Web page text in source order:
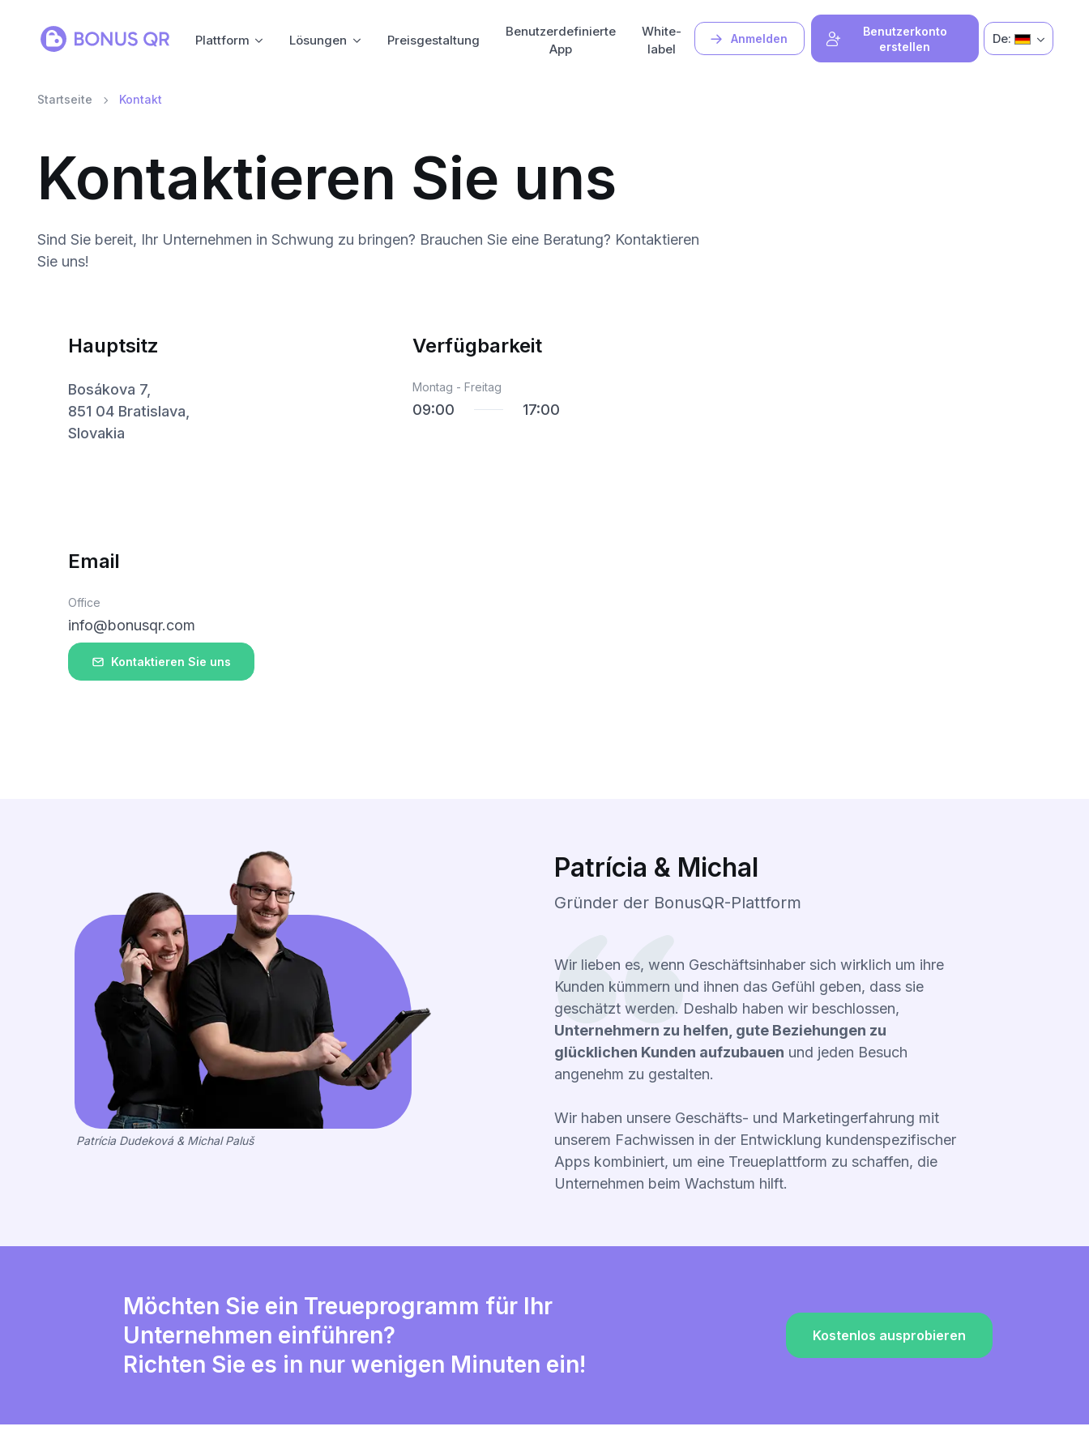
Anmelden
Benutzerkonto
erstellen
Plattform Lösungen Preisgestaltung
Benutzerdefinierte
App
White-
label
De:
Startseite Kontakt
Kontaktieren Sie uns
Sind Sie bereit, Ihr Unternehmen in Schwung zu bringen? Brauchen Sie eine Beratung? Kontaktieren
Sie uns!
Hauptsitz
Bosákova 7,
851 04 Bratislava,
Slovakia
Verfügbarkeit
Montag - Freitag
09:00 17:00
Email
Office
info@bonusqr.com
Kontaktieren Sie uns
Patrícia Dudeková & Michal Paluš
Patrícia & Michal
Gründer der BonusQR-Plattform
Wir lieben es, wenn Geschäftsinhaber sich wirklich um ihre
Kunden kümmern und ihnen das Gefühl geben, dass sie
geschätzt werden. Deshalb haben wir beschlossen,
Unternehmern zu helfen, gute Beziehungen zu
glücklichen Kunden aufzubauen und jeden Besuch
angenehm zu gestalten.
Wir haben unsere Geschäfts- und Marketingerfahrung mit
unserem Fachwissen in der Entwicklung kundenspezifischer
Apps kombiniert, um eine Treueplattform zu schaffen, die
Unternehmen beim Wachstum hilft.
Möchten Sie ein Treueprogramm für Ihr
Unternehmen einführen?
Richten Sie es in nur wenigen Minuten ein!
Kostenlos ausprobieren